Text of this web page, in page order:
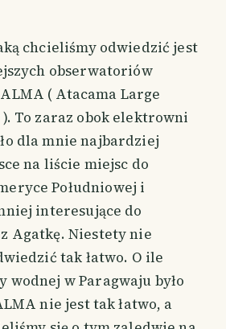
chcieliśmy odwiedzić jest
obserwatoriów
( Atacama Large
To zaraz obok elektrowni
dla mnie najbardziej
na liście miejsc do
Południowej i
interesujące do
Agatkę. Niestety nie
tak łatwo. O ile
wodnej w Paragwaju było
nie jest tak łatwo, a